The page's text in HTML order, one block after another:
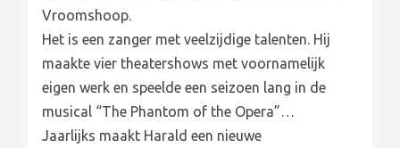
Vroomshoop.
Het is een zanger met veelzijdige talenten. Hij
maakte vier theatershows met voornamelijk
eigen werk en speelde een seizoen lang in de
musical “The Phantom of the Opera”…
Jaarlijks maakt Harald een nieuwe